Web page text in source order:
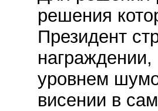
решения
Президент
уровнем
висении в